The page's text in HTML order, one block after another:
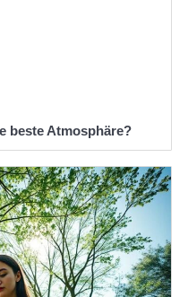
beste Atmosphäre?